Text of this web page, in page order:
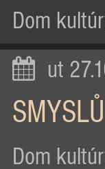
Dom
ut
Dom